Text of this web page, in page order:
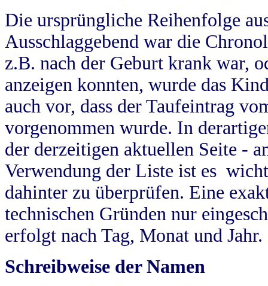
Die ursprüngliche Reihenfolge
Ausschlaggebend war die
z.B. nach der Geburt krank war,
anzeigen konnten, wurde das
auch vor, dass der Taufeintrag
vorgenommen wurde. In
der derzeitigen aktuellen Seite -
Verwendung der Liste ist es
dahinter zu überprüfen. Eine
technischen Gründen nur
erfolgt nach Tag, Monat und Jahr.
Schreibweise der Namen